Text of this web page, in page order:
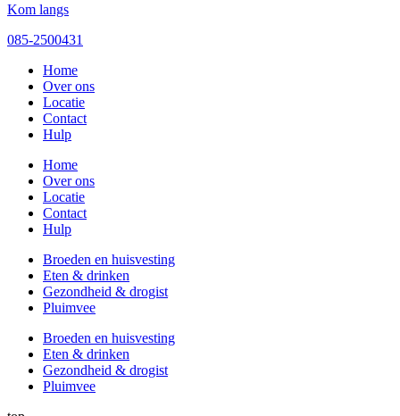
Kom langs
085-2500431
Home
Over ons
Locatie
Contact
Hulp
Home
Over ons
Locatie
Contact
Hulp
Broeden en huisvesting
Eten & drinken
Gezondheid & drogist
Pluimvee
Broeden en huisvesting
Eten & drinken
Gezondheid & drogist
Pluimvee